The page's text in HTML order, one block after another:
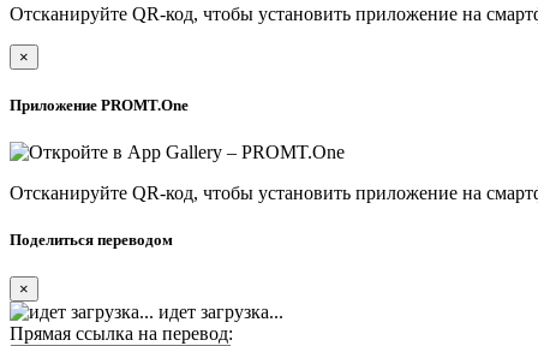
Отсканируйте QR-код, чтобы установить приложение на
×
Приложение PROMT.One
Отсканируйте QR-код, чтобы установить приложение на
Поделиться переводом
×
идет загрузка...
Прямая ссылка на перевод: